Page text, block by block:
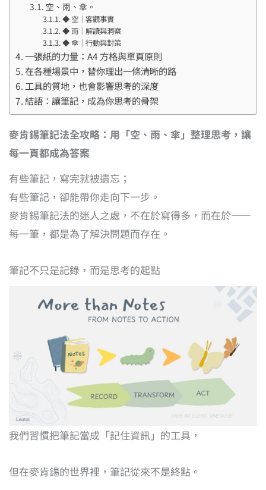
空、雨、傘。
◆ 空｜客觀事實
◆ 雨｜解讀與洞察
◆ 傘｜行動與對策
一張紙的力量：A4 方格與單頁原則
在各種場景中，替你理出一條清晰的路
工具的質地，也會影響思考的深度
結語：讓筆記，成為你思考的骨架
麥肯錫筆記法全攻略：用「空、雨、傘」整理思考，讓
每一頁都成為答案
有些筆記，寫完就被遺忘；
有些筆記，卻能帶你走向下一步。
麥肯錫筆記法的迷人之處，不在於寫得多，而在於——
每一筆，都是為了解決問題而存在。
筆記不只是記錄，而是思考的起點
我們習慣把筆記當成「記住資訊」的工具，
但在麥肯錫的世界裡，筆記從來不是終點。